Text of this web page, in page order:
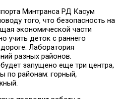
Минтранса РД Касум
того, что безопасность на
экономической части
учить деток с раннего
Лаборатория
разных районов.
запущено еще три центра,
по районам: горный,